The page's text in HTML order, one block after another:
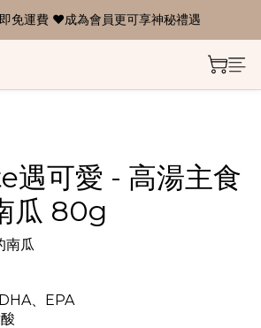
免運費 ❤成為會員更可享神秘禮遇
遇可愛 - 高湯主食
瓜 80g
南瓜
、EPA